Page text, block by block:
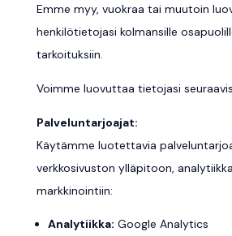
Emme myy, vuokraa tai muutoin
henkilötietojasi kolmansille
tarkoituksiin.
Voimme luovuttaa tietojasi
Palveluntarjoajat:
Käytämme luotettavia
verkkosivuston ylläpitoon,
markkinointiin:
Analytiikka: Google Analytics